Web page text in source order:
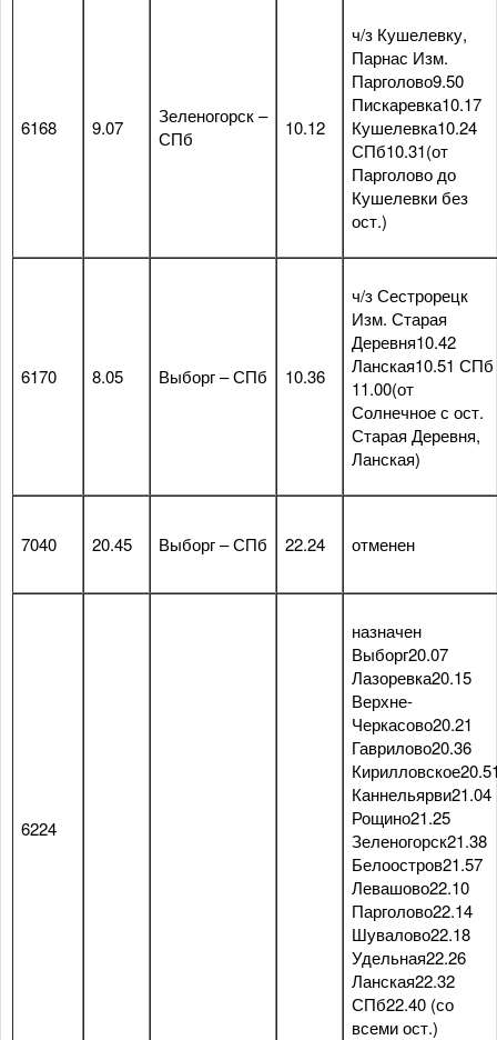
6168 9.07
Зеленогорск –
СПб
10.12
ч/з Кушелевку,
Парнас Изм.
Парголово9.50
Пискаревка10.17
Кушелевка10.24
СПб10.31(от
Парголово до
Кушелевки без
ост.)
6170 8.05 Выборг – СПб 10.36
ч/з Сестрорецк
Изм. Старая
Деревня10.42
Ланская10.51 СПб
11.00(от
Солнечное с ост.
Старая Деревня,
Ланская)
7040 20.45 Выборг – СПб 22.24 отменен
6224
назначен
Выборг20.07
Лазоревка20.15
Верхне-
Черкасово20.21
Гаврилово20.36
Каннельярви21.04
Рощино21.25
Зеленогорск21.38
Белоостров21.57
Левашово22.10
Парголово22.14
Шувалово22.18
Удельная22.26
Ланская22.32
СПб22.40 (со
всеми ост.)